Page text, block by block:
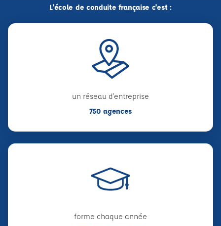
L'école de conduite française c'est :
un réseau d'entreprise
750 agences
forme chaque année